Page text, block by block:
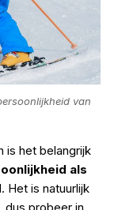
van
is het belangrijk
als
Het is natuurlijk